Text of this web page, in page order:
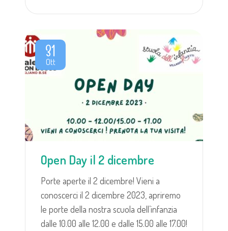
31
Ott
Open Day il 2 dicembre
Porte aperte il 2 dicembre! Vieni a
conoscerci il 2 dicembre 2023, apriremo
le porte della nostra scuola dell’infanzia
dalle 10.00 alle 12.00 e dalle 15.00 alle 17.00!